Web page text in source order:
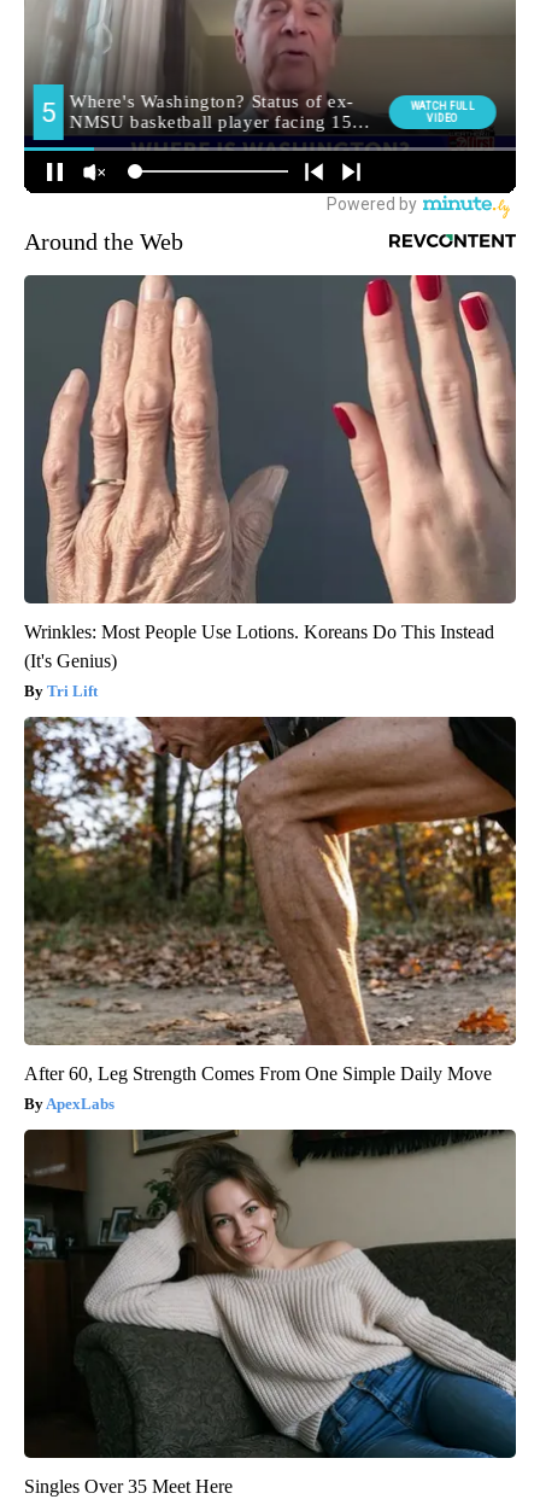
Around the Web
Wrinkles: Most People Use Lotions. Koreans Do This Instead
(It's Genius)
Tri Lift
After 60, Leg Strength Comes From One Simple Daily Move
ApexLabs
Singles Over 35 Meet Here